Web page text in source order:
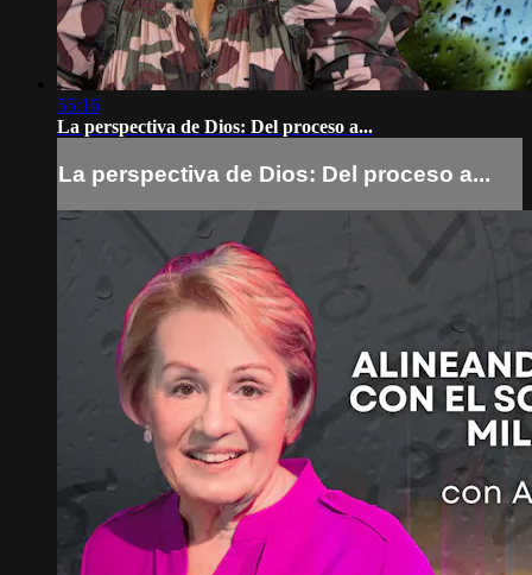
55:16
La perspectiva de Dios: Del proceso a...
La perspectiva de Dios: Del proceso a...